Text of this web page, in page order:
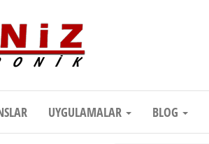
Kaliteli Hizmet | Çorum Elektronik Firması
UYGULAMALAR BLOG